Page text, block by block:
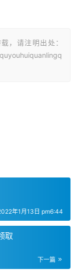
，请注明出处：
年1月13日 pm6:44
取
下一篇